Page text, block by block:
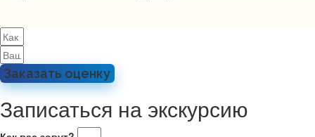
Заказать оценку
Записаться на экскурсию